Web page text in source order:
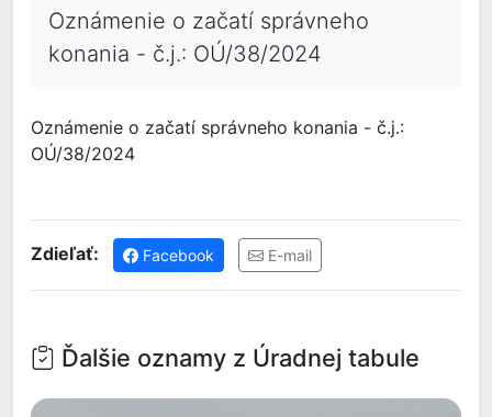
Oznámenie o začatí správneho
konania - č.j.: OÚ/38/2024
Oznámenie o začatí správneho konania - č.j.:
OÚ/38/2024
Zdieľať: Facebook E-mail
Ďalšie oznamy z Úradnej tabule